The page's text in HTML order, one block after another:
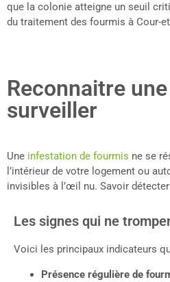
que la colonie atteigne un seuil
du traitement des fourmis à Cour-
Reconnaitre
surveiller
Une infestation de fourmis ne se
l’intérieur de votre logement ou
invisibles à l’œil nu. Savoir
Les signes qui ne
Voici les principaux indicateurs
Présence régulière de